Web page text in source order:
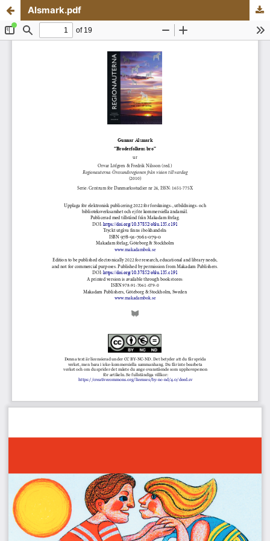
Alsmark.pdf